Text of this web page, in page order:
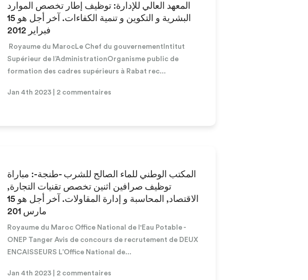
المعهد العالي للإدارة: توظيف إطار تخصص الموارد
البشرية و التكوين و تنمية الكفاءات. آخر أجل هو 15
فبراير 2012
Royaume du MarocLe Chef du gouvernementIntitut
Supérieur de l’AdministrationOrganisme public de
formation des cadres supérieurs à Rabat rec...
Jan 4th 2023 | 2 commentaires
المكتب الوطني للماء الصالح للشرب -طنجة-: مباراة
توظيف صرافين اثنين تخصص تقنيات التجارة,
الاقتصاد, المحاسبة و إدارة المقاولات. آخر أجل هو 15
مارس 201
Royaume du Maroc Office National de l'Eau Potable -
ONEP Tanger Avis de concours de recrutement de DEUX
ENCAISSEURS L’Office National de...
Jan 4th 2023 | 2 commentaires